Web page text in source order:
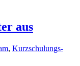
aus
, Kurzschulungs-